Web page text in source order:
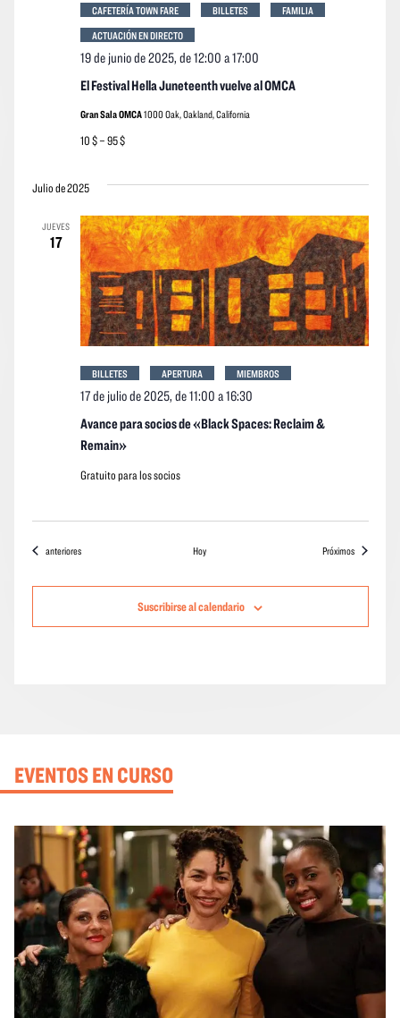
El Festival Hella Juneteenth vuelve al OMCA
19 de junio de 2025, de 12:00 a17:00
CAFETERÍA TOWN FARE BILLETES
FAMILIA
ACTUACIÓN EN DIRECTO
Gran Sala OMCA1000 Oak, Oakland, California
10 $ – 95 $
Julio de 2025
JUEVES
17
Avance para socios de «Black Spaces: Reclaim &
Remain»
17 de julio de 2025, de 11:00 a16:30
BILLETES APERTURA MIEMBROS
Gratuito para los socios
Eventos
anteriores Hoy Próximoseventos
Suscribirse al calendario
EVENTOS EN CURSO